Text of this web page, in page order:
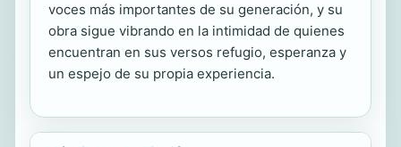
voces más importantes de su generación, y su
obra sigue vibrando en la intimidad de quienes
encuentran en sus versos refugio, esperanza y
un espejo de su propia experiencia.